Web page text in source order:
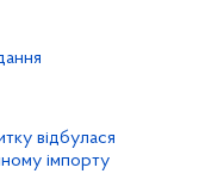
відбулася
імпорту